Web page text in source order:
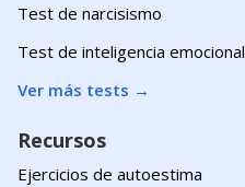
Test de narcisismo
Test de inteligencia emocional
Ver más tests →
Recursos
Ejercicios de autoestima